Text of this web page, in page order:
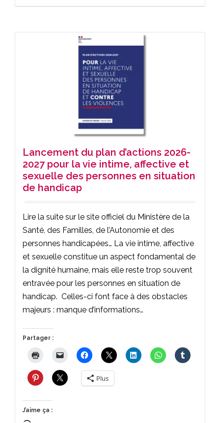
Lancement du plan d’actions 2026-
2027 pour la vie intime, affective et
sexuelle des personnes en situation
de handicap
Lire la suite sur le site officiel du Ministère de la
Santé, des Familles, de l’Autonomie et des
personnes handicapées… La vie intime, affective
et sexuelle constitue un aspect fondamental de
la dignité humaine, mais elle reste trop souvent
entravée pour les personnes en situation de
handicap. Celles-ci font face à des obstacles
majeurs : manque d’informations…
Partager :
Plus
J’aime ça :